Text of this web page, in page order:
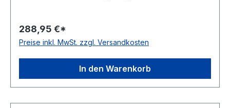
ummantelt antistatisch: ja Norm: DIN 7722
Breite: 22mm Höhe: 17mm Material: Neoprene
288,95 €*
Preise inkl. MwSt. zzgl. Versandkosten
In den Warenkorb